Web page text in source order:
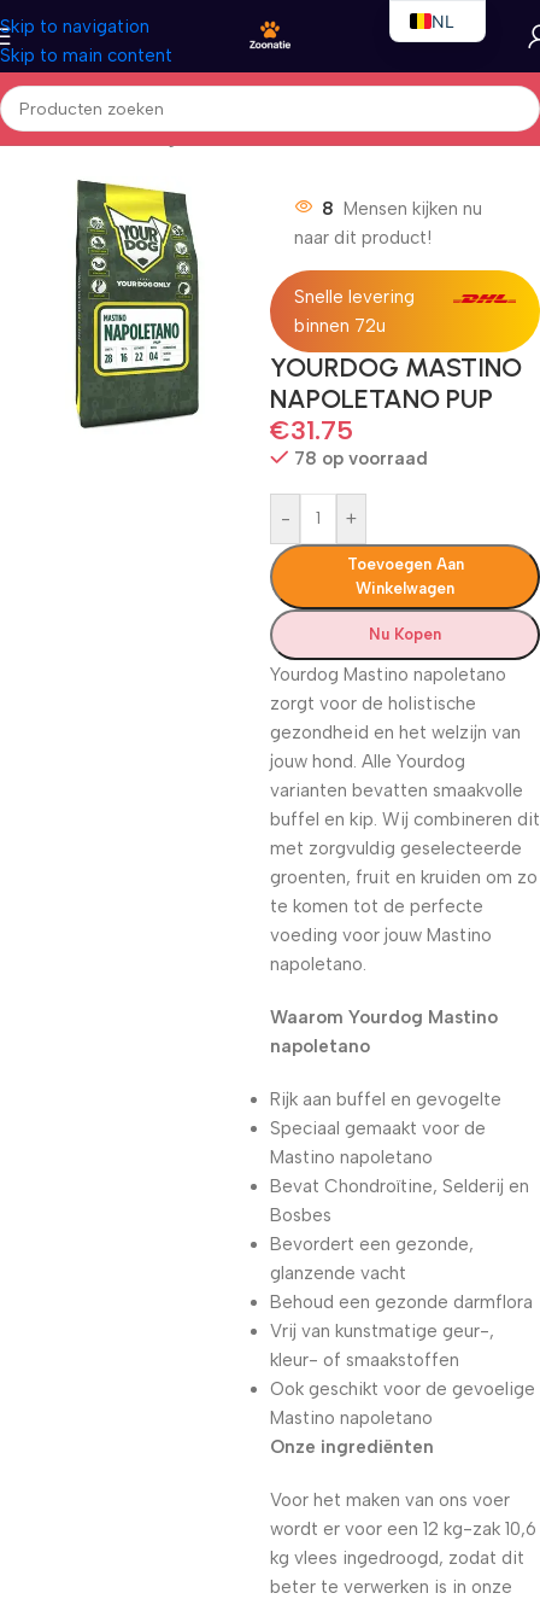
Skip to navigation
Skip to main content
Home/Honden/Droogvoer
8 Mensen kijken nu
naar dit product!
Snelle levering
binnen 72u
YOURDOG MASTINO
NAPOLETANO PUP
€31.75
78 op voorraad
- +
Toevoegen Aan
Winkelwagen
Nu Kopen
Yourdog Mastino napoletano
zorgt voor de holistische
gezondheid en het welzijn van
jouw hond. Alle Yourdog
varianten bevatten smaakvolle
buffel en kip. Wij combineren dit
met zorgvuldig geselecteerde
groenten, fruit en kruiden om zo
te komen tot de perfecte
voeding voor jouw Mastino
napoletano.
Waarom Yourdog Mastino
napoletano
Rijk aan buffel en gevogelte
Speciaal gemaakt voor de
Mastino napoletano
Bevat Chondroïtine, Selderij en
Bosbes
Bevordert een gezonde,
glanzende vacht
Behoud een gezonde darmflora
Vrij van kunstmatige geur-,
kleur- of smaakstoffen
Ook geschikt voor de gevoelige
Mastino napoletano
Onze ingrediënten
Voor het maken van ons voer
wordt er voor een 12 kg-zak 10,6
kg vlees ingedroogd, zodat dit
beter te verwerken is in onze
NL